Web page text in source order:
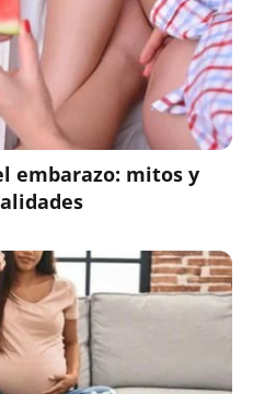
embarazo: mitos y